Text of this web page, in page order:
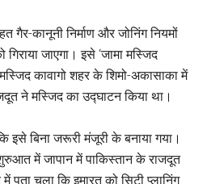
गैर-कानूनी निर्माण और जोनिंग नियमों
जाएगा। इसे ‘जामा मस्जिद
कावागो शहर के शिमो-अकासाका में
ने मस्जिद का उद्घाटन किया था।
इसे बिना जरूरी मंजूरी के बनाया गया।
में जापान में पाकिस्तान के राजदूत
पता चला कि इमारत को सिटी प्लानिंग